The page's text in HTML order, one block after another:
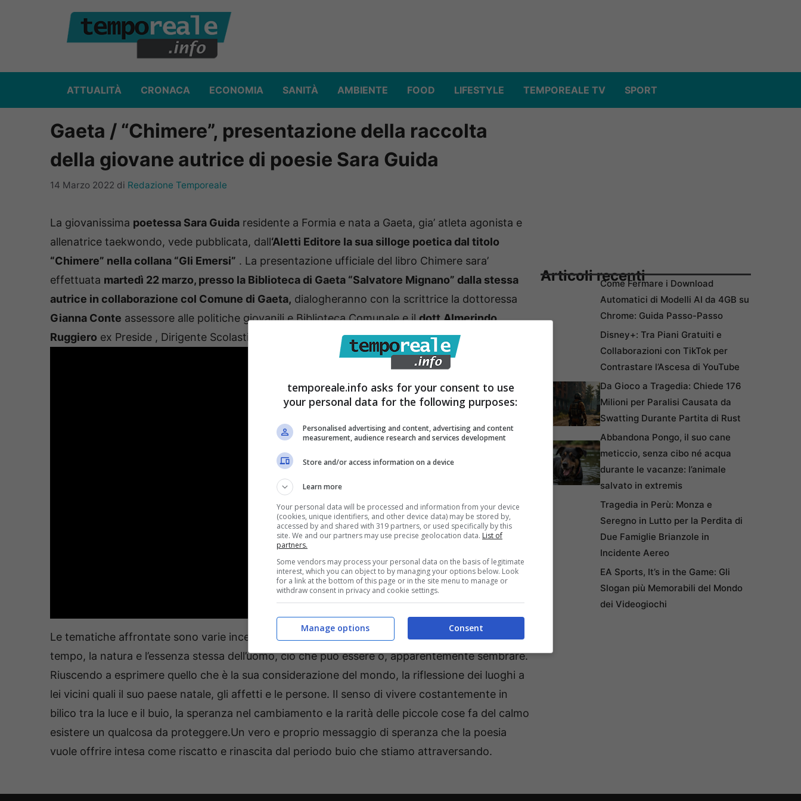
ATTUALITÀ CRONACA ECONOMIA SANITÀ AMBIENTE FOOD LIFESTYLE TEMPOREALE TV SPORT
Gaeta / “Chimere”, presentazione della raccolta
della giovane autrice di poesie Sara Guida
14 Marzo 2022 di Redazione Temporeale
La giovanissima poetessa Sara Guida residente a Formia e nata a Gaeta, gia’ atleta agonista e
allenatrice taekwondo, vede pubblicata, dall‘Aletti Editore la sua silloge poetica dal titolo
“Chimere” nella collana “Gli Emersi” . La presentazione ufficiale del libro Chimere sara’
effettuata martedì 22 marzo, presso la Biblioteca di Gaeta “Salvatore Mignano” dalla stessa
autrice in collaborazione col Comune di Gaeta, dialogheranno con la scrittrice la dottoressa
Gianna Conte assessore alle politiche giovanili e Biblioteca Comunale e ildott.Almerindo
Ruggiero ex Preside , Dirigente Scolastico e scrittore originario di Castelforte .
Le tematiche affrontate sono varie incentrate dalla bellezza della semplicità, la fugacità del
tempo, la natura e l’essenza stessa dell’uomo, ciò che può essere o, apparentemente sembrare.
Riuscendo a esprimere quello che è la sua considerazione del mondo, la riflessione dei luoghi a
lei vicini quali il suo paese natale, gli affetti e le persone. Il senso di vivere costantemente in
bilico tra la luce e il buio, la speranza nel cambiamento e la rarità delle piccole cose fa del calmo
esistere un qualcosa da proteggere.Un vero e proprio messaggio di speranza che la poesia
vuole offrire intesa come riscatto e rinascita dal periodo buio che stiamo attraversando.
Articoli recentiCome Fermare i Download
Automatici di Modelli AI da 4GB su
Chrome: Guida Passo-Passo
Disney+: Tra Piani Gratuiti e
Collaborazioni con TikTok per
Contrastare l’Ascesa di YouTube
Da Gioco a Tragedia: Chiede 176
Milioni per Paralisi Causata da
Swatting Durante Partita di Rust
Abbandona Pongo, il suo cane
meticcio, senza cibo né acqua
durante le vacanze: l’animale
salvato in extremis
Tragedia in Perù: Monza e
Seregno in Lutto per la Perdita di
Due Famiglie Brianzole in
Incidente Aereo
EA Sports, It’s in the Game: Gli
Slogan più Memorabili del Mondo
dei Videogiochi
temporeale.info asks for your consent to use
your personal data for the following purposes:
Personalised advertising and content, advertising and content
measurement, audience research and services development
Store and/or access information on a device
Learn more
Your personal data will be processed and information from your device
(cookies, unique identifiers, and other device data) may be stored by,
accessed by and shared with 319 partners, or used specifically by this
site. We and our partners may use precise geolocation data. List of
partners.
Some vendors may process your personal data on the basis of legitimate
interest, which you can object to by managing your options below. Look
for a link at the bottom of this page or in the site menu to manage or
withdraw consent in privacy and cookie settings.
Consent
Manage options